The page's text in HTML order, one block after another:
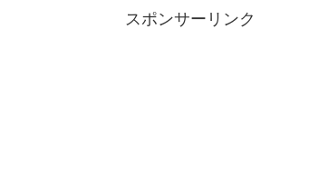
スポンサーリンク